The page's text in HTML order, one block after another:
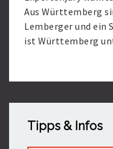
Aus Württemberg
Lemberger und ein
ist Württemberg
Tipps & Infos